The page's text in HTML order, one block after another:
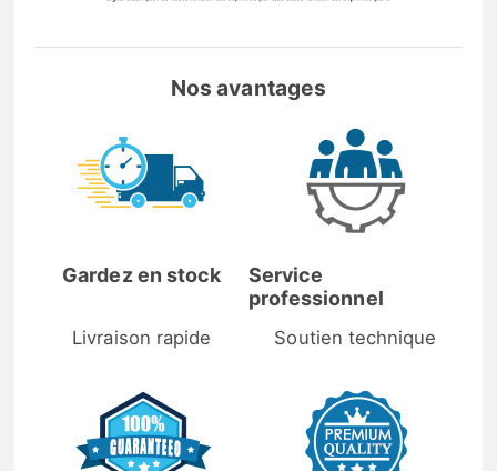
Nos avantages
Gardez en stock
Livraison rapide
Service
professionnel
Soutien technique